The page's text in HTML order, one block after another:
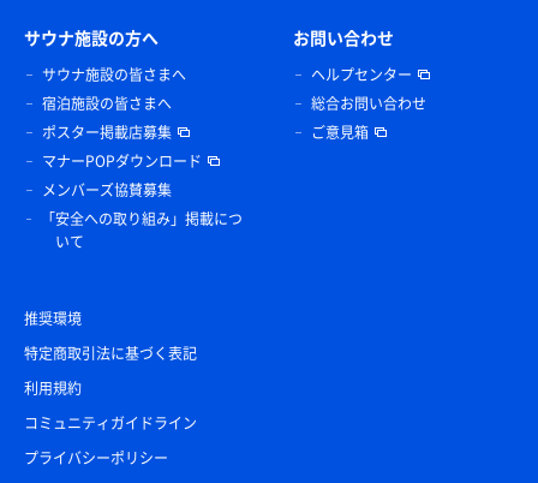
サウナ施設の方へ
サウナ施設の皆さまへ
宿泊施設の皆さまへ
ポスター掲載店募集
マナーPOPダウンロード
メンバーズ協賛募集
「安全への取り組み」掲載につ
いて
お問い合わせ
ヘルプセンター
総合お問い合わせ
ご意見箱
推奨環境
特定商取引法に基づく表記
利用規約
コミュニティガイドライン
プライバシーポリシー